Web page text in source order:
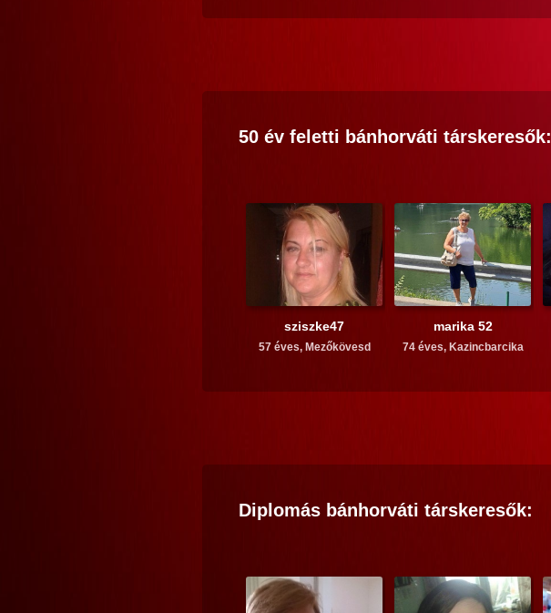
50 év feletti bánhorváti társkeresők:
sziszke47
57 éves, Mezőkövesd
marika 52
74 éves, Kazincbarcika
Diplomás bánhorváti társkeresők: